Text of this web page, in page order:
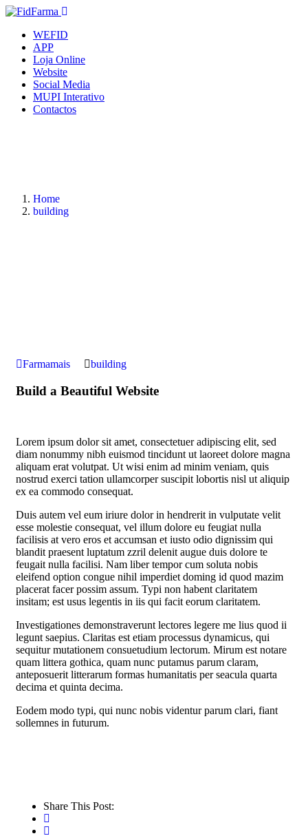
WEFID
APP
Loja Online
Website
Social Media
MUPI Interativo
Contactos
Home
building
Farmamais building
Build a Beautiful Website
Lorem ipsum dolor sit amet, consectetuer adipiscing elit, sed
diam nonummy nibh euismod tincidunt ut laoreet dolore magna
aliquam erat volutpat. Ut wisi enim ad minim veniam, quis
nostrud exerci tation ullamcorper suscipit lobortis nisl ut aliquip
ex ea commodo consequat.
Duis autem vel eum iriure dolor in hendrerit in vulputate velit
esse molestie consequat, vel illum dolore eu feugiat nulla
facilisis at vero eros et accumsan et iusto odio dignissim qui
blandit praesent luptatum zzril delenit augue duis dolore te
feugait nulla facilisi. Nam liber tempor cum soluta nobis
eleifend option congue nihil imperdiet doming id quod mazim
placerat facer possim assum. Typi non habent claritatem
insitam; est usus legentis in iis qui facit eorum claritatem.
Investigationes demonstraverunt lectores legere me lius quod ii
legunt saepius. Claritas est etiam processus dynamicus, qui
sequitur mutationem consuetudium lectorum. Mirum est notare
quam littera gothica, quam nunc putamus parum claram,
anteposuerit litterarum formas humanitatis per seacula quarta
decima et quinta decima.
Eodem modo typi, qui nunc nobis videntur parum clari, fiant
sollemnes in futurum.
Share This Post: